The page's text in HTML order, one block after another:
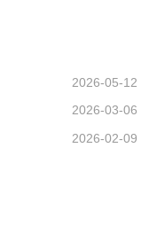
2026-05-12
2026-03-06
2026-02-09